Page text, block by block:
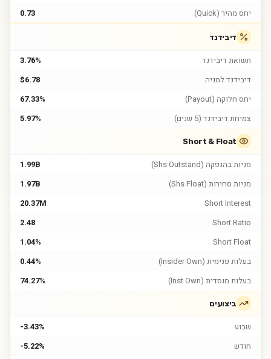
יחס מהיר (Quick)
0.73
דיבידנד
תשואת דיבידנד
3.76%
דיבידנד למניה
$6.78
יחס חלוקה (Payout)
67.33%
צמיחת דיבידנד (5 שנים)
5.97%
Short & Float
מניות בהנפקה (Shs Outstand)
1.99B
מניות סחירות (Shs Float)
1.97B
Short Interest
20.37M
Short Ratio
2.48
Short Float
1.04%
בעלות פנימית (Insider Own)
0.44%
בעלות מוסדית (Inst Own)
74.27%
ביצועים
שבוע
-3.43%
חודש
-5.22%